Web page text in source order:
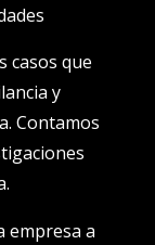
casos que
y
Contamos
empresa a